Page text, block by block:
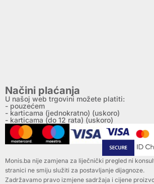
Načini plaćanja
U našoj web trgovini možete platiti:
- pouzećem
- karticama (jednokratno) (uskoro)
- karticama (do 12 rata) (uskoro)
Monis.ba nije zamjena za liječnički pregled ni
stranici ne smiju služiti za postavljanje dijagnoze.
Zadržavamo pravo izmjene sadržaja i cijene